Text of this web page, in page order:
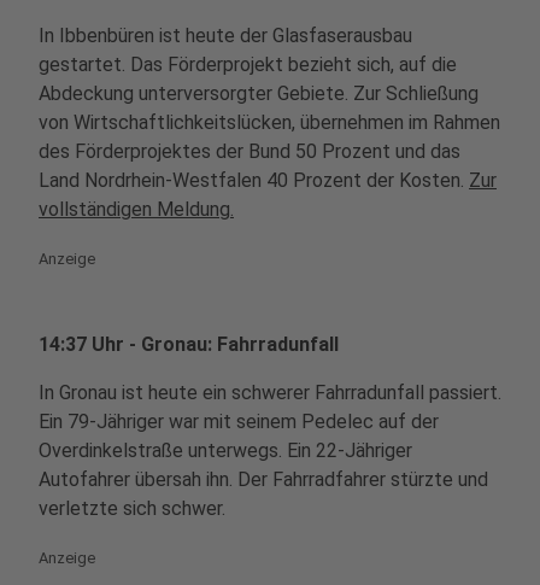
In Ibbenbüren ist heute der Glasfaserausbau
gestartet. Das Förderprojekt bezieht sich, auf die
Abdeckung unterversorgter Gebiete. Zur Schließung
von Wirtschaftlichkeitslücken, übernehmen im Rahmen
des Förderprojektes der Bund 50 Prozent und das
Land Nordrhein-Westfalen 40 Prozent der Kosten. Zur
vollständigen Meldung.
Anzeige
14:37 Uhr - Gronau: Fahrradunfall
In Gronau ist heute ein schwerer Fahrradunfall passiert.
Ein 79-Jähriger war mit seinem Pedelec auf der
Overdinkelstraße unterwegs. Ein 22-Jähriger
Autofahrer übersah ihn. Der Fahrradfahrer stürzte und
verletzte sich schwer.
Anzeige